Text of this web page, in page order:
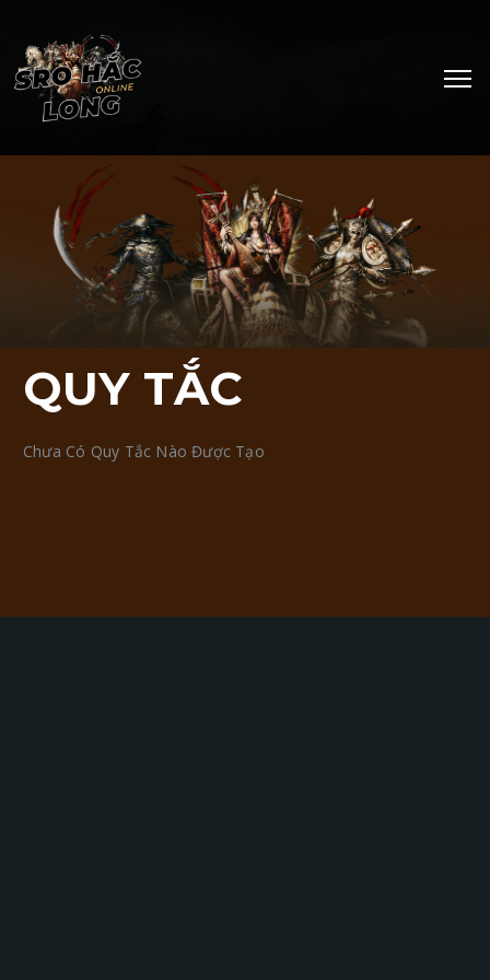
QUY TẮC
Chưa Có Quy Tắc Nào Được Tạo